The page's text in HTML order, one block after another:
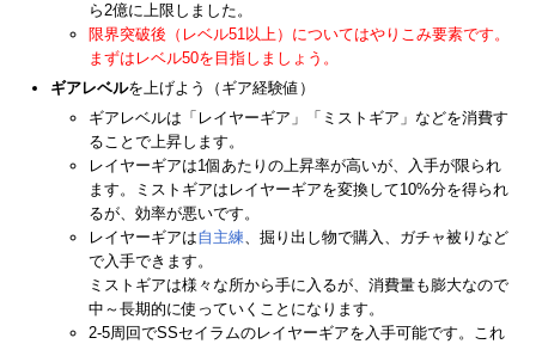
ら2億に上限しました。
限界突破後（レベル51以上）についてはやりこみ要素です。
まずはレベル50を目指しましょう。
ギアレベルを上げよう（ギア経験値）
ギアレベルは「レイヤーギア」「ミストギア」などを消費す
ることで上昇します。
レイヤーギアは1個あたりの上昇率が高いが、入手が限られ
ます。ミストギアはレイヤーギアを変換して10%分を得られ
るが、効率が悪いです。
レイヤーギアは自主練、掘り出し物で購入、ガチャ被りなど
で入手できます。
ミストギアは様々な所から手に入るが、消費量も膨大なので
中～長期的に使っていくことになります。
2-5周回でSSセイラムのレイヤーギアを入手可能です。これ